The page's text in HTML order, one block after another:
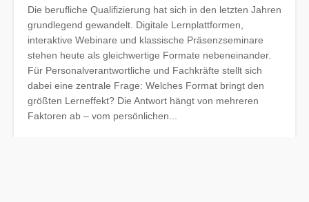
Die berufliche Qualifizierung hat sich in den letzten Jahren
grundlegend gewandelt. Digitale Lernplattformen,
interaktive Webinare und klassische Präsenzseminare
stehen heute als gleichwertige Formate nebeneinander.
Für Personalverantwortliche und Fachkräfte stellt sich
dabei eine zentrale Frage: Welches Format bringt den
größten Lerneffekt? Die Antwort hängt von mehreren
Faktoren ab – vom persönlichen...